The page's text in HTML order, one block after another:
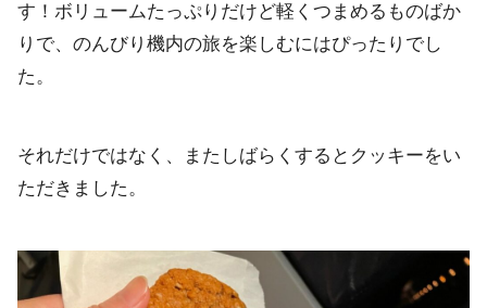
す！ボリュームたっぷりだけど軽くつまめるものばか
りで、のんびり機内の旅を楽しむにはぴったりでし
た。
それだけではなく、またしばらくするとクッキーをい
ただきました。